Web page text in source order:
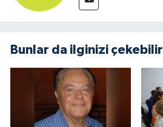
Bunlar da ilginizi çekebilir